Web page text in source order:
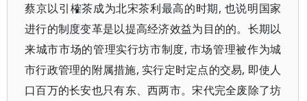
蔡京以引榷茶成为北宋茶利最高的时期, 也说明国家
进行的制度变革是以提高经济效益为目的的。长期以
来城市市场的管理实行坊市制度, 市场管理被作为城
市行政管理的附属措施, 实行定时定点的交易, 即使人
口百万的长安也只有东、西两市。宋代完全废除了坊